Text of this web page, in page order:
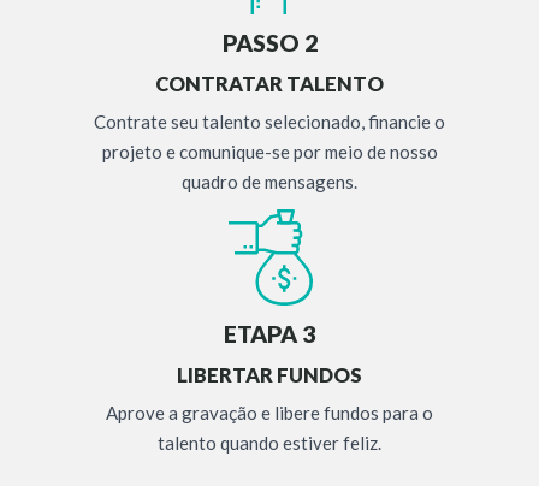
PASSO 2
CONTRATAR TALENTO
Contrate seu talento selecionado, financie o
projeto e comunique-se por meio de nosso
quadro de mensagens.
ETAPA 3
LIBERTAR FUNDOS
Aprove a gravação e libere fundos para o
talento quando estiver feliz.